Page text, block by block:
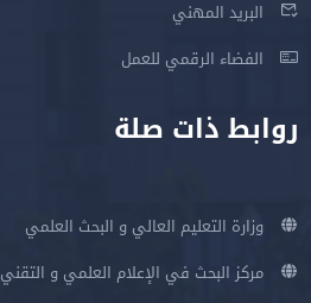
البريد المهني
الفضاء الرقمي للعمل
روابط ذات صلة
وزارة التعليم العالي و البحث العلمي
مركز البحث في الإعلام العلمي و التقني